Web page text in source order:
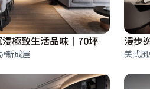
浸極致生活品味│70坪
新成屋 美式風